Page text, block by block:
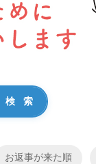
お返事が来た順